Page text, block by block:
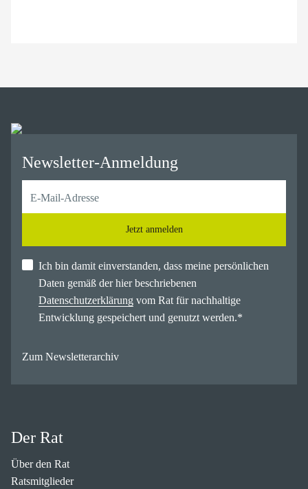
Newsletter-Anmeldung
Jetzt anmelden
Ich bin damit einverstanden, dass meine persönlichen
Daten gemäß der hier beschriebenen
Datenschutzerklärung vom Rat für nachhaltige
Entwicklung gespeichert und genutzt werden.*
Zum Newsletterarchiv
Der Rat
Über den Rat
Ratsmitglieder